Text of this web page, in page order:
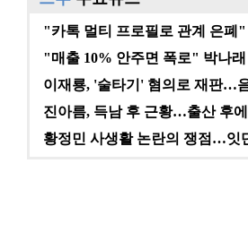
"매출 10% 안주면 폭로" 박나